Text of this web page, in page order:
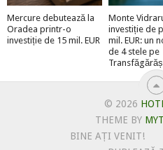
Mercure debutează la
Oradea printr-o
investiție de 15 mil. EUR
Monte
investiție de
mil. EUR: un
de 4 stele pe
© 2026
THEME BY
BINE AȚI VENIT!